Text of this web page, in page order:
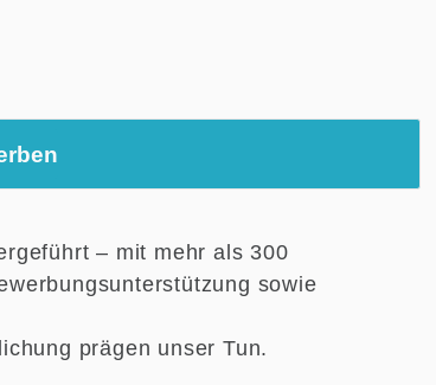
– mit mehr als 300
sowie
prägen unser Tun.